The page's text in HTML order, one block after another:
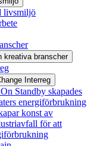
livsmiljö
kreativa branscher
Interreg
Standby skapades
energiförbrukning
konst av
för att